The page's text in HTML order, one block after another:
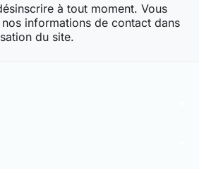
à tout moment. Vous
informations de contact dans
du site.